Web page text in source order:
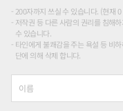
200자까지 쓰실 수 있습니다. (현재
저작권 등 다른 사람의 권리를 침해
수 있습니다.
타인에게 불쾌감을 주는 욕설 등 비
단에 의해 삭제 합니다.